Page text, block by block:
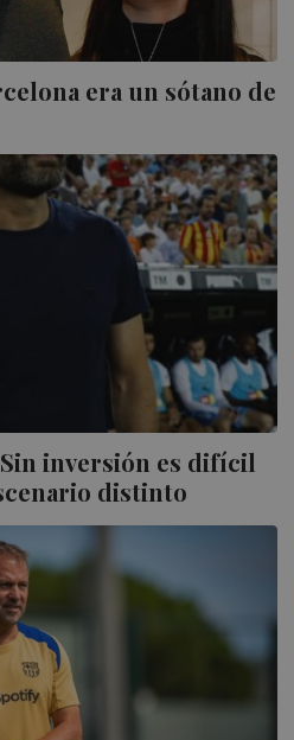
era un sótano de
inversión es difícil
distinto